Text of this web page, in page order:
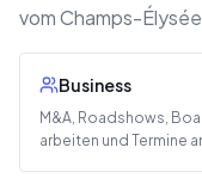
vom Champs-
Business
M&A, Roadshows,
arbeiten und Termine